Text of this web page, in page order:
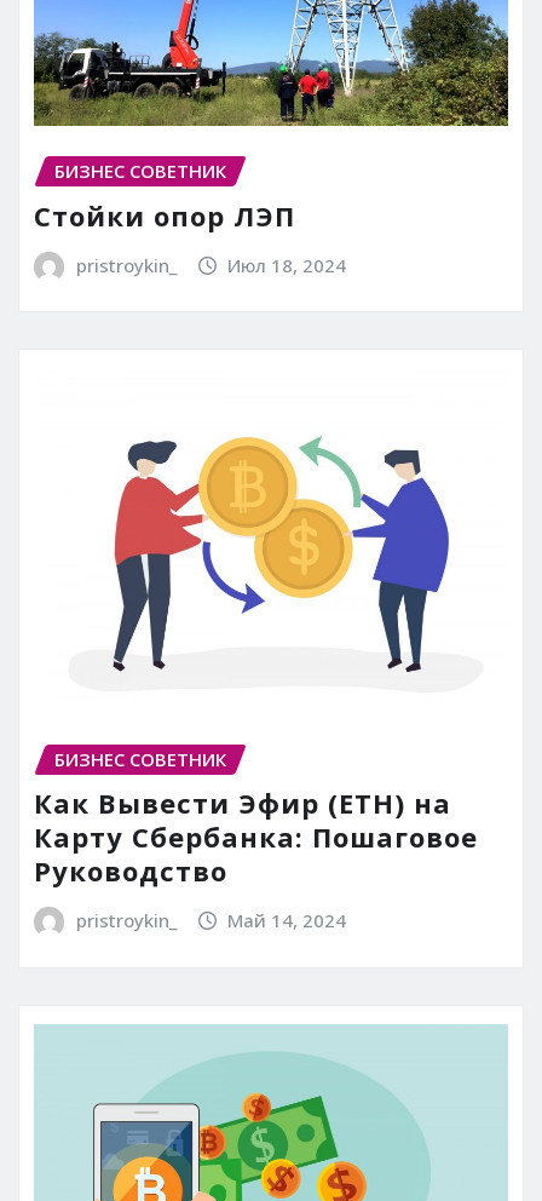
БИЗНЕС СОВЕТНИК
Стойки опор ЛЭП
pristroykin_ Июл 18, 2024
БИЗНЕС СОВЕТНИК
Как Вывести Эфир (ETH) на
Карту Сбербанка: Пошаговое
Руководство
pristroykin_ Май 14, 2024